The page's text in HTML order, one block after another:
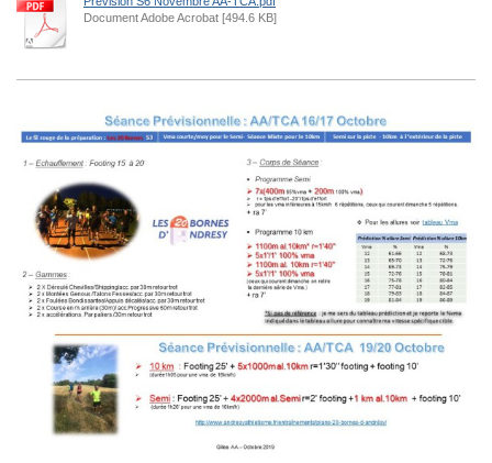
Document Adobe Acrobat [494.6 KB]